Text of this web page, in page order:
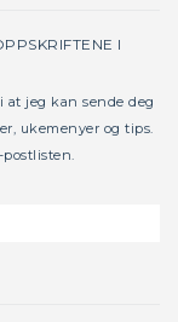
I
at jeg kan sende deg
ukemenyer og tips.